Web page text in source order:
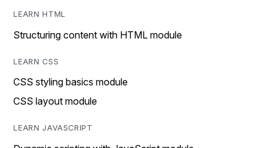
LEARN HTML
Structuring content with HTML module
LEARN CSS
CSS styling basics module
CSS layout module
LEARN JAVASCRIPT